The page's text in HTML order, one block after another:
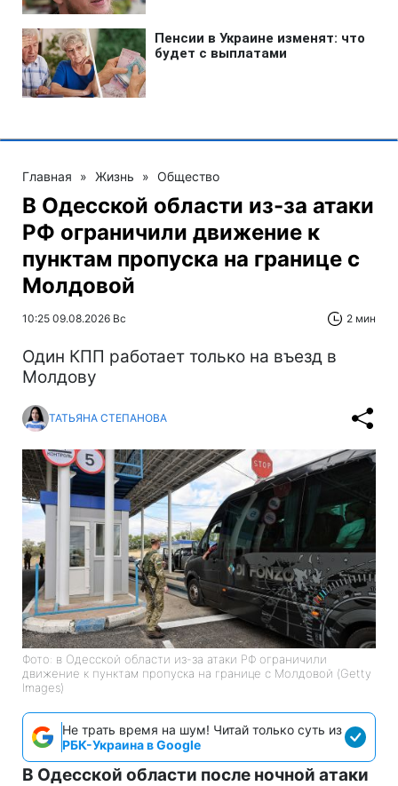
Главная » Жизнь » Общество
В Одесской области из-за атаки
РФ ограничили движение к
пунктам пропуска на границе с
Молдовой
10:25 09.08.2026 Вс 2 мин
Один КПП работает только на въезд в
Молдову
ТАТЬЯНА СТЕПАНОВА
Фото: в Одесской области из-за атаки РФ ограничили
движение к пунктам пропуска на границе с Молдовой (Getty
Images)
Не трать время на шум! Читай только суть из
РБК-Украина в Google
В Одесской области после ночной атаки